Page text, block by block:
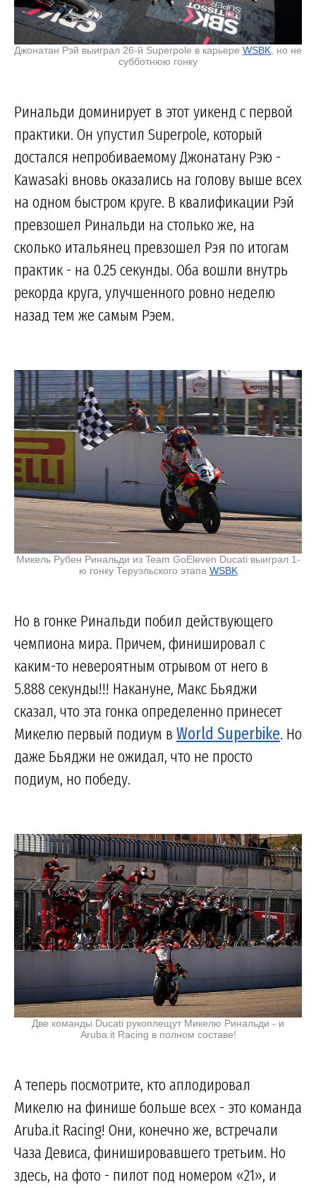
Джонатан Рэй выиграл 26-й Superpole в карьере WSBK , но не
субботнюю гонку
Ринальди доминирует в этот уикенд с первой
практики. Он упустил Superpole, который
достался непробиваемому Джонатану Рэю -
Kawasaki вновь оказались на голову выше всех
на одном быстром круге. В квалификации Рэй
превзошел Ринальди на столько же, на
сколько итальянец превзошел Рэя по итогам
практик - на 0.25 секунды. Оба вошли внутрь
рекорда круга, улучшенного ровно неделю
назад тем же самым Рэем.
Микель Рубен Ринальди из Team GoEleven Ducati выиграл 1-
ю гонку Теруэльского этапа WSBK
Но в гонке Ринальди побил действующего
чемпиона мира. Причем, финишировал с
каким-то невероятным отрывом от него в
5.888 секунды!!! Накануне, Макс Бьяджи
сказал, что эта гонка определенно принесет
Микелю первый подиум в World Superbike. Но
даже Бьяджи не ожидал, что не просто
подиум, но победу.
Две команды Ducati рукоплещут Микелю Ринальди - и
Aruba.it Racing в полном составе!
А теперь посмотрите, кто аплодировал
Микелю на финише больше всех - это команда
Aruba.it Racing! Они, конечно же, встречали
Чаза Девиса, финишировавшего третьим. Но
здесь, на фото - пилот под номером «21», и